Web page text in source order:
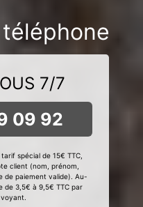
7/7
09 92
spécial de 15€ TTC,
client (nom, prénom,
de paiement valide). Au-
de 3,5€ à 9,5€ TTC par